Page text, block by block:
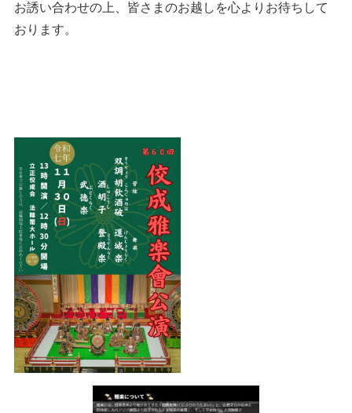
お誘い合わせの上、皆さまのお越しを心よりお待ちして
おります。